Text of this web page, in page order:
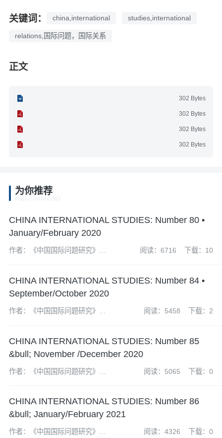
关键词： china,international studies,international
relations,国际问题，国际关系
正文
302 Bytes
302 Bytes
302 Bytes
302 Bytes
为你推荐
CHINA INTERNATIONAL STUDIES: Number 80 •
January/February 2020
作者：《中国国际问题研究》编
阅读：6716 下载：10
CHINA INTERNATIONAL STUDIES: Number 84 •
September/October 2020
作者：《中国国际问题研究》编
阅读：5458 下载：2
CHINA INTERNATIONAL STUDIES: Number 85
&bull; November /December 2020
作者：《中国国际问题研究》编
阅读：5065 下载：0
CHINA INTERNATIONAL STUDIES: Number 86
&bull; January/February 2021
作者：《中国国际问题研究》编
阅读：4326 下载：0